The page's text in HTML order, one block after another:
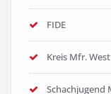
FIDE
Kreis Mfr. West
Schachjugend